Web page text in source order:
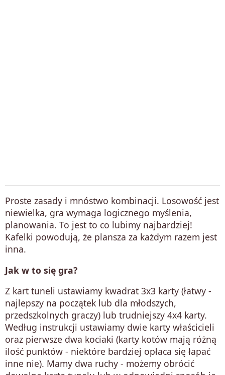
Proste zasady i mnóstwo kombinacji. Losowość jest
niewielka, gra wymaga logicznego myślenia,
planowania. To jest to co lubimy najbardziej!
Kafelki powodują, że plansza za każdym razem jest
inna.
Jak w to się gra?
Z kart tuneli ustawiamy kwadrat 3x3 karty (łatwy -
najlepszy na początek lub dla młodszych,
przedszkolnych graczy) lub trudniejszy 4x4 karty.
Według instrukcji ustawiamy dwie karty właścicieli
oraz pierwsze dwa kociaki (karty kotów mają różną
ilość punktów - niektóre bardziej opłaca się łapać
inne nie). Mamy dwa ruchy - możemy obrócić